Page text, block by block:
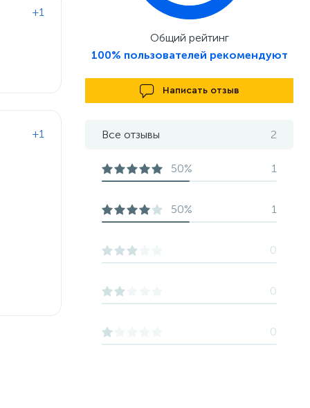
+1
+1
Общий рейтинг
100% пользователей рекомендуют
Написать отзыв
Все отзывы 2
50% 1
50% 1
0
0
0